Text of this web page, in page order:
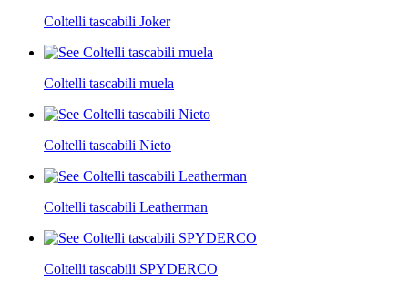
Coltelli tascabili Joker
Coltelli tascabili muela
Coltelli tascabili Nieto
Coltelli tascabili Leatherman
Coltelli tascabili SPYDERCO